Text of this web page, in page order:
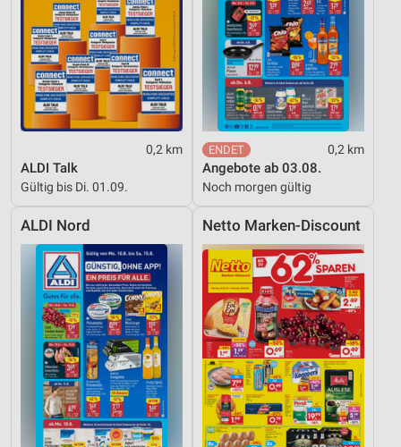
0,2 km
ALDI Talk
Gültig bis Di. 01.09.
0,2 km
Angebote ab 03.08.
Noch morgen gültig
ALDI Nord Netto Marken-Discount
IAB-Besonderheiten:
Verwendung genauer Standortdaten
Geräte anhand von aktiv angeforderten
Informationen identifizieren
Notwendig
Werbung